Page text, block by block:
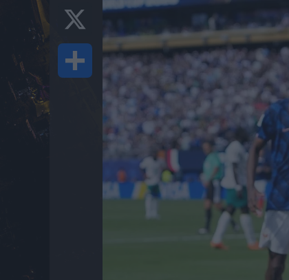
Share